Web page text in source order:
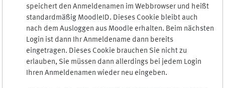
speichert den Anmeldenamen im Webbrowser und heißt
standardmäßig MoodleID. Dieses Cookie bleibt auch
nach dem Ausloggen aus Moodle erhalten. Beim nächsten
Login ist dann Ihr Anmeldename dann bereits
eingetragen. Dieses Cookie brauchen Sie nicht zu
erlauben, Sie müssen dann allerdings bei jedem Login
Ihren Anmeldenamen wieder neu eingeben.